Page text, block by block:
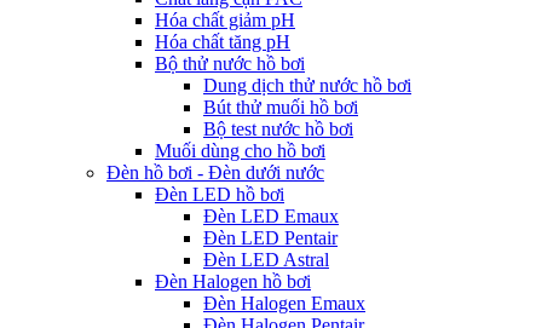
Hóa chất giảm pH
Hóa chất tăng pH
Bộ thử nước hồ bơi
Dung dịch thử nước hồ bơi
Bút thử muối hồ bơi
Bộ test nước hồ bơi
Muối dùng cho hồ bơi
Đèn hồ bơi - Đèn dưới nước
Đèn LED hồ bơi
Đèn LED Emaux
Đèn LED Pentair
Đèn LED Astral
Đèn Halogen hồ bơi
Đèn Halogen Emaux